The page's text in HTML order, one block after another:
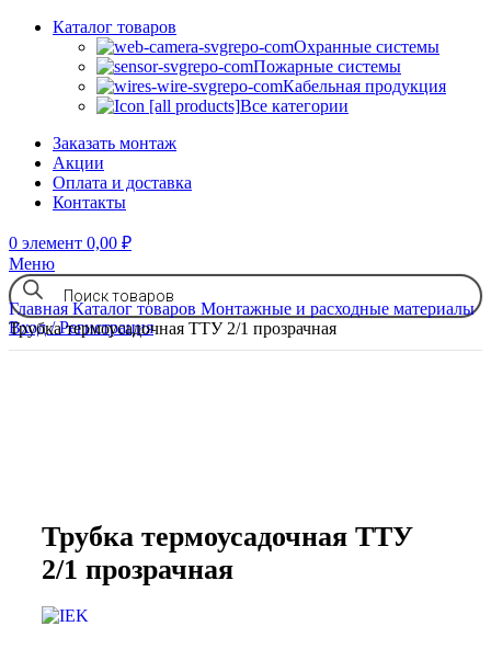
Каталог товаров
Охранные системы
Пожарные системы
Кабельная продукция
Все категории
Заказать монтаж
Акции
Оплата и доставка
Контакты
0 элемент 0,00 ₽
Меню
Вход / Регистрация
Главная Каталог товаров Монтажные и расходные материалы
Трубка термоусадочная ТТУ 2/1 прозрачная
Трубка термоусадочная ТТУ
2/1 прозрачная